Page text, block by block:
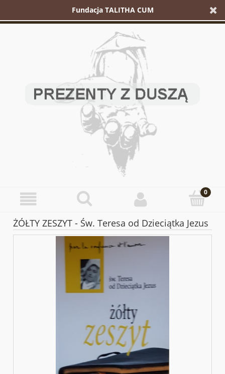
Fundacja TALITHA CUM
ŻÓŁTY ZESZYT - Św. Teresa od Dzieciątka Jezus